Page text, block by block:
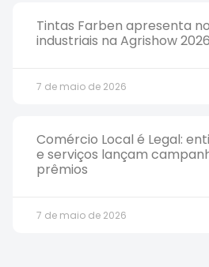
Tintas Farben apresenta
industriais na Agrishow 2026
7 de maio de 2026
Comércio Local é Legal:
e serviços lançam
prêmios
7 de maio de 2026